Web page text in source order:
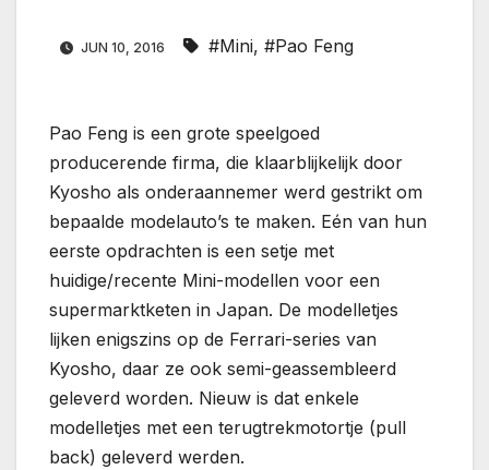
JUN 10, 2016 #Mini, #Pao Feng
Pao Feng is een grote speelgoed
producerende firma, die klaarblijkelijk door
Kyosho als onderaannemer werd gestrikt om
bepaalde modelauto’s te maken. Eén van hun
eerste opdrachten is een setje met
huidige/recente Mini-modellen voor een
supermarktketen in Japan. De modelletjes
lijken enigszins op de Ferrari-series van
Kyosho, daar ze ook semi-geassembleerd
geleverd worden. Nieuw is dat enkele
modelletjes met een terugtrekmotortje (pull
back) geleverd werden.